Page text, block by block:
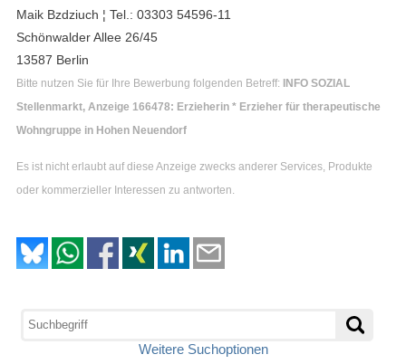
Maik Bzdziuch ¦ Tel.: 03303 54596-11
Schönwalder Allee 26/45
13587 Berlin
Bitte nutzen Sie für Ihre Bewerbung folgenden Betreff: INFO SOZIAL
Stellenmarkt, Anzeige 166478: Erzieherin * Erzieher für therapeutische
Wohngruppe in Hohen Neuendorf
Es ist nicht erlaubt auf diese Anzeige zwecks anderer Services, Produkte
oder kommerzieller Interessen zu antworten.
Weitere Suchoptionen